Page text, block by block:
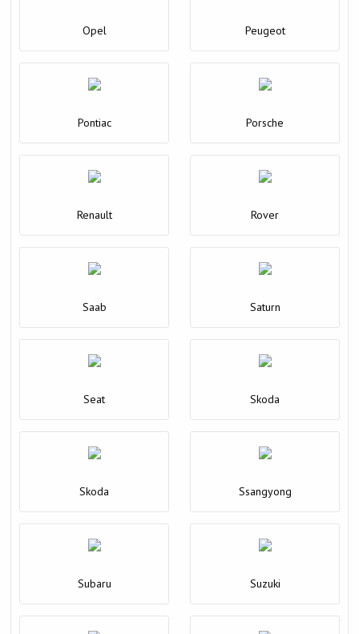
Opel Peugeot
Pontiac Porsche
Renault Rover
Saab Saturn
Seat Skoda
Skoda Ssangyong
Subaru Suzuki